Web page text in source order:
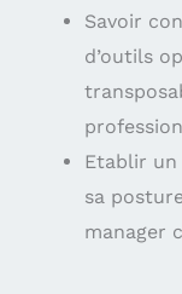
Savoir
d’outils
Etablir un
sa
manager